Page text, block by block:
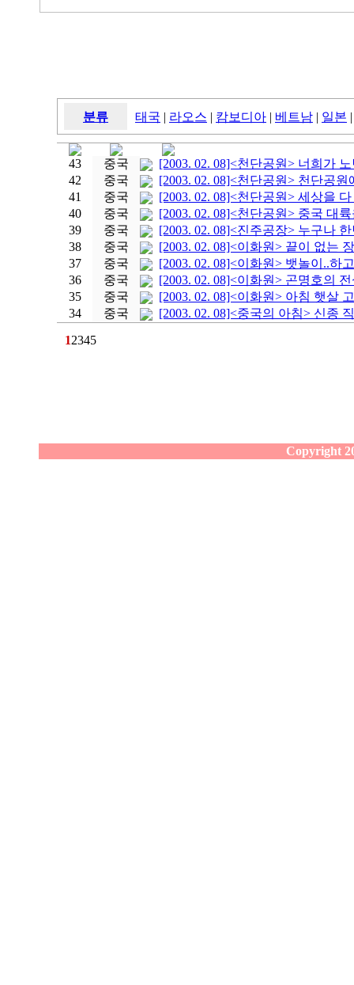
분류 태국 | 라오스 | 캄보디아 | 베트남 | 일본 |
43 중국
[2003. 02. 08]<천단공원> 너희가
42
중국
[2003. 02. 08]<천단공원> 천단공
41
중국
[2003. 02. 08]<천단공원> 세상을
40
중국
[2003. 02. 08]<천단공원> 중국 대
39
중국
[2003. 02. 08]<진주공장> 누구나
38
중국
[2003. 02. 08]<이화원> 끝이 없는
37
중국
[2003. 02. 08]<이화원> 뱃놀이..하
36
중국
[2003. 02. 08]<이화원> 곤명호의 전
35
중국
[2003. 02. 08]<이화원> 아침 햇살
34
중국
[2003. 02. 08]<중국의 아침> 신종
12345
Copyright